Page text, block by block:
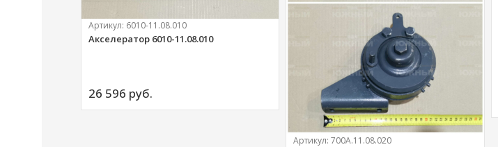
Артикул: 6010-11.08.010
Акселератор 6010-11.08.010
26 596 руб.
Артикул:700А.11.08.020